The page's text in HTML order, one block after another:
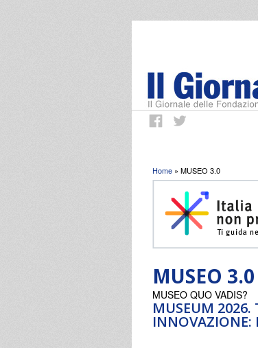
Tu sei qui
Home » MUSEO 3.0
MUSEO 3.0
MUSEUM 2026.
INNOVAZIONE:
MUSEO QUO VADIS?